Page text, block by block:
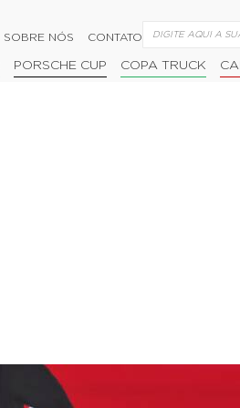
SOBRE NÓS CONTATO
PORSCHE CUP COPA TRUCK